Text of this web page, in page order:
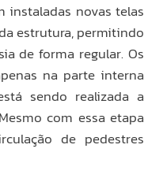
instaladas novas telas
estrutura, permitindo
de forma regular. Os
na parte interna
sendo realizada a
com essa etapa
de pedestres